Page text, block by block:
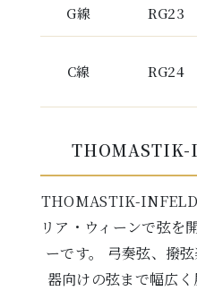
G線 RG23
C線 RG24
THOMASTIK-
THOMASTIK-INFELD
リア・ウィーンで弦を
ーです。 弓奏弦、撥
器向けの弦まで幅広